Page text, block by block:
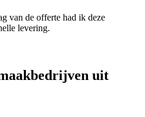
van de offerte had ik deze
levering.
uit